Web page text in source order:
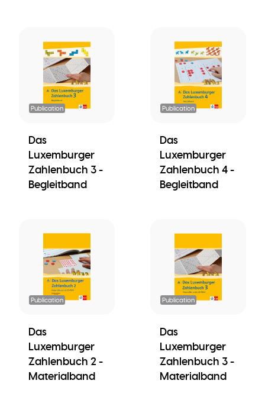
Publication
Das
Luxemburger
Zahlenbuch 3 -
Begleitband
Publication
Das
Luxemburger
Zahlenbuch 4 -
Begleitband
Publication
Das
Luxemburger
Zahlenbuch 2 -
Materialband
Publication
Das
Luxemburger
Zahlenbuch 3 -
Materialband